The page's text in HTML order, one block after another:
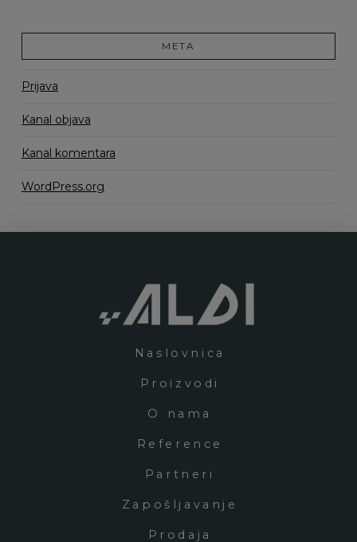
META
Prijava
Kanal objava
Kanal komentara
WordPress.org
Naslovnica
Proizvodi
O nama
Reference
Partneri
Zapošljavanje
Prodaja